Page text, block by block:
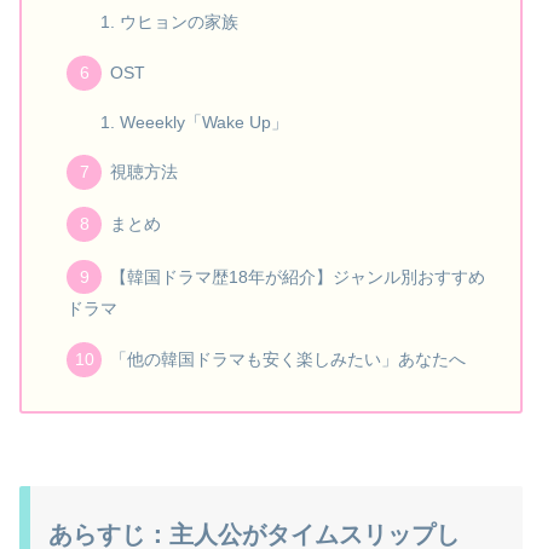
ウヒョンの家族
OST
Weeekly「Wake Up」
視聴方法
まとめ
【韓国ドラマ歴18年が紹介】ジャンル別おすすめ
ドラマ
「他の韓国ドラマも安く楽しみたい」あなたへ
あらすじ：主人公がタイムスリップし